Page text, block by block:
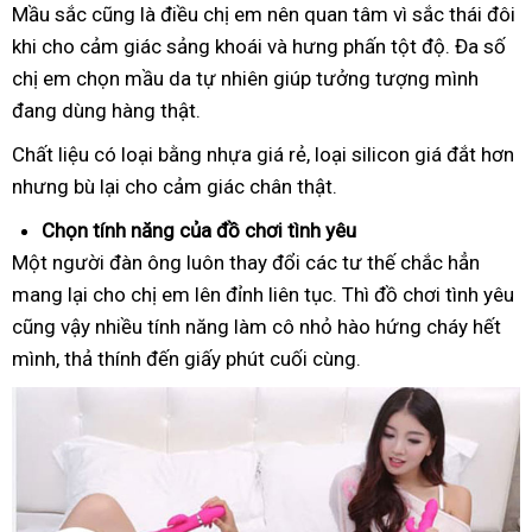
Mầu sắc cũng là điều chị em nên quan tâm vì sắc thái đôi
khi cho cảm giác sảng khoái và hưng phấn tột độ. Đa số
chị em chọn mầu da tự nhiên giúp tưởng tượng mình
đang dùng hàng thật.
Chất liệu có loại bằng nhựa giá rẻ, loại silicon giá đắt hơn
nhưng bù lại cho cảm giác chân thật.
Chọn tính năng của đồ chơi tình yêu
Một người đàn ông luôn thay đổi các tư thế chắc hẳn
mang lại cho chị em lên đỉnh liên tục. Thì đồ chơi tình yêu
cũng vậy nhiều tính năng làm cô nhỏ hào hứng cháy hết
mình, thả thính đến giấy phút cuối cùng.